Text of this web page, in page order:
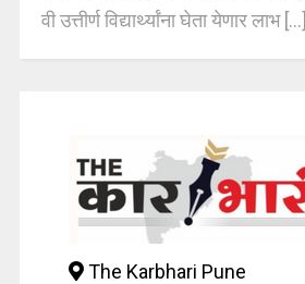
वी उत्तीर्ण विद्यार्थ्यांना घेता येणार लाभ [...]
The Karbhari Pune